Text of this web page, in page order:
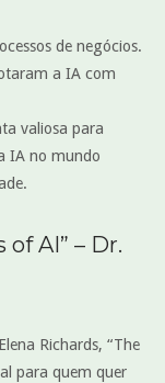
de negócios.
a IA com
valiosa para
IA no mundo
AI” – Dr.
Richards, “The
para quem quer